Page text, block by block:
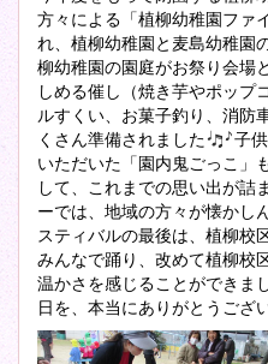
方々による「植柳幼稚園ファ
れ、植柳幼稚園と麦島幼稚園
柳幼稚園の園庭がお祭り会場
しめる催し（焼き芋やポップ
ルすくい、お菓子釣り、消防
くさん準備されました
子
いただいた「園内鬼ごっこ」
して、これまでの思い出が詰
ーでは、地域の方々が懐かし
スティバルの最後は、植柳校
みんなで踊り、改めて植柳校
温かさを感じることができま
日を、本当にありがとうござ